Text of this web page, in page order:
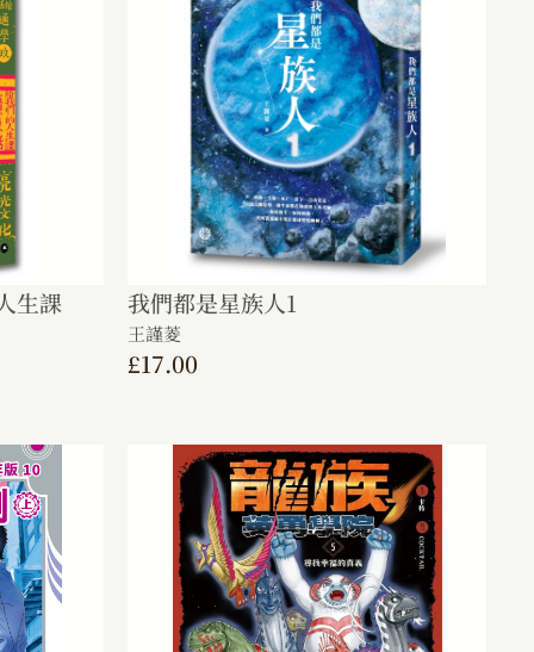
生課 我們都是星族人1
王謹菱
£17.00